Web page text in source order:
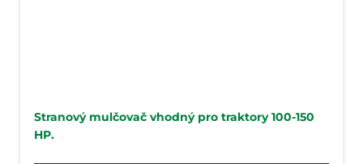
Stranový mulčovač vhodný pro traktory 100-150
HP.